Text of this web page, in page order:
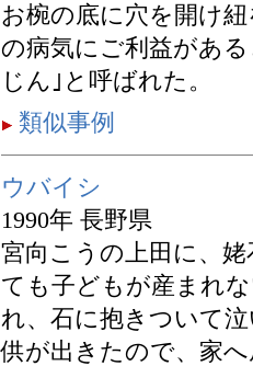
お椀の底に穴を開け
の病気にご利益があ
じん｣と呼ばれた。
類似事例
ウバイシ
1990年 長野県
宮向こうの上田に、
ても子どもが産まれ
れ、石に抱きついて
供が出きたので、家